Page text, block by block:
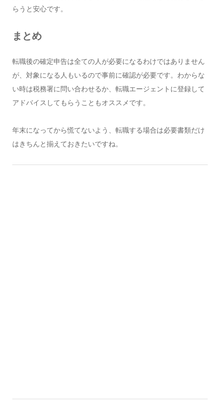
らうと安心です。
まとめ
転職後の確定申告は全ての人が必要になるわけではありません
が、対象になる人もいるので事前に確認が必要です。わからな
い時は税務署に問い合わせるか、転職エージェントに登録して
アドバイスしてもらうこともオススメです。
年末になってから慌てないよう、転職する場合は必要書類だけ
はきちんと揃えておきたいですね。